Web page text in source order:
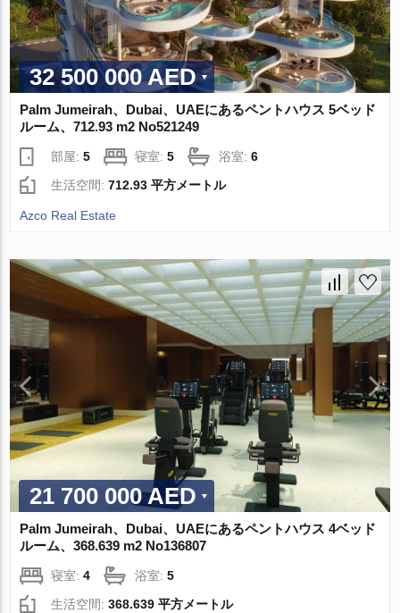
32 500 000 AED
Palm Jumeirah、Dubai、UAEにあるペントハウス 5ベッド
ルーム、712.93 m2 No521249
部屋:5 寝室:5 浴室:6
生活空間:712.93 平方メートル
Azco Real Estate
21 700 000 AED
Palm Jumeirah、Dubai、UAEにあるペントハウス 4ベッド
ルーム、368.639 m2 No136807
寝室:4 浴室:5
生活空間:368.639 平方メートル